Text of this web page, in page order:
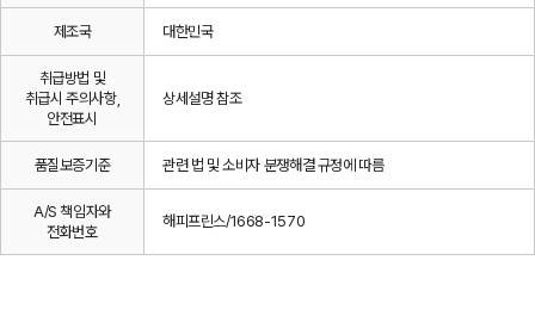
제조국 대한민국
취급방법 및
취급시 주의사항,
안전표시
상세설명 참조
품질보증기준 관련 법 및 소비자 분쟁해결 규정에 따름
A/S 책임자와
전화번호
해피프린스/1668-1570